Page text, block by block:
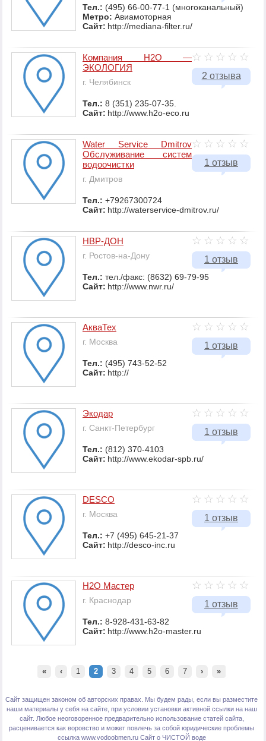
Тел.: (495) 66-00-77-1 (многоканальный)
Метро: Авиамоторная
Сайт: http://mediana-filter.ru/
2 отзыва
Компания Н2О —
ЭКОЛОГИЯ
г. Челябинск
Тел.: 8 (351) 235-07-35.
Сайт: http://www.h2o-eco.ru
1 отзыв
Water Service Dmitrov
Обслуживание систем
водоочистки
г. Дмитров
Тел.: +79267300724
Сайт: http://waterservice-dmitrov.ru/
1 отзыв
НВР-ДОН
г. Ростов-на-Дону
Тел.: тел./факс: (8632) 69-79-95
Сайт: http://www.nwr.ru/
1 отзыв
АкваТех
г. Москва
Тел.: (495) 743-52-52
Сайт: http://
1 отзыв
Экодар
г. Санкт-Петербург
Тел.: (812) 370-4103
Сайт: http://www.ekodar-spb.ru/
1 отзыв
DESCO
г. Москва
Тел.: +7 (495) 645-21-37
Сайт: http://desco-inc.ru
1 отзыв
Н2О Мастер
г. Краснодар
Тел.: 8-928-431-63-82
Сайт: http://www.h2o-master.ru
« ‹ 1 2 3 4 5 6 7 › »
Сайт защищен законом об авторских правах. Мы будем рады, если вы разместите
наши материалы у себя на сайте, при условии установки активной ссылки на наш
сайт. Любое неоговоренное предварительно использование статей сайта,
расценивается как воровство и может повлечь за собой юридические проблемы
ссылка www.vodoobmen.ru Сайт о ЧИСТОЙ воде